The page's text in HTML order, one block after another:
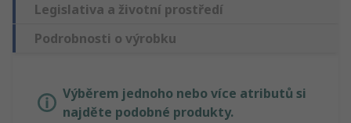
Legislativa a životní prostředí
Podrobnosti o výrobku
Výběrem jednoho nebo více atributů si
najděte podobné produkty.